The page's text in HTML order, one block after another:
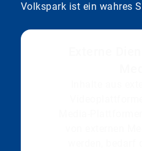
Volkspark ist ein wahres